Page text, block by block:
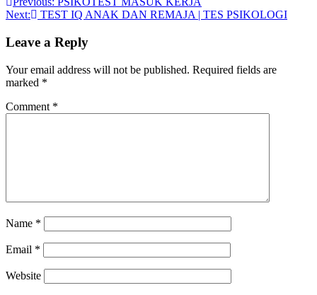
Next:
TEST IQ ANAK DAN REMAJA | TES PSIKOLOGI
Leave a Reply
Your email address will not be published. Required fields are
marked *
Comment *
Name *
Email *
Website